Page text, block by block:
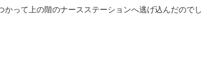
って上の階のナースステーションへ逃げ込んだのでし